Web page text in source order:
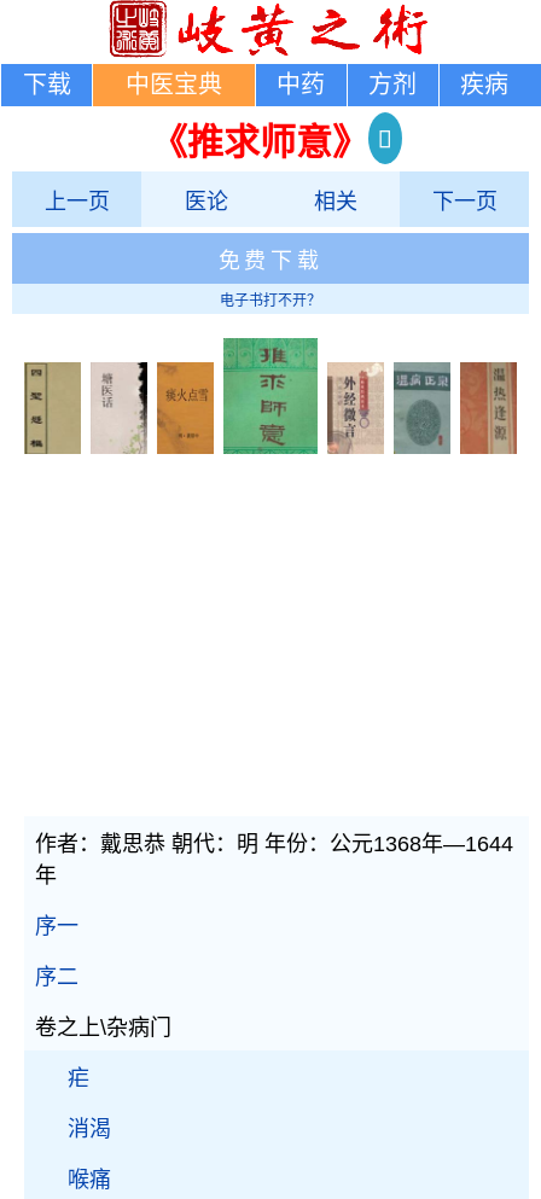
下载 中医宝典 中药 方剂 疾病
《推求师意》
上一页 医论 相关 下一页
免费下载
电子书打不开？
作者：戴思恭 朝代：明 年份：公元1368年—1644
年
序一
序二
卷之上\杂病门
疟
消渴
喉痛